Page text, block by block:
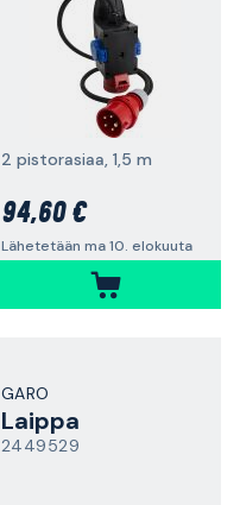
2 pistorasiaa, 1,5 m
94,60 €
Lähetetään ma 10. elokuuta
GARO
Laippa
2449529